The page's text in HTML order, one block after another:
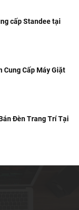
cấp Standee tại
Cung Cấp Máy Giặt
Đèn Trang Trí Tại